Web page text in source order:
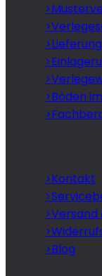
>
>
>
>
>
>Böden
>
>Kontakt
>
>Versand
>
>Blog